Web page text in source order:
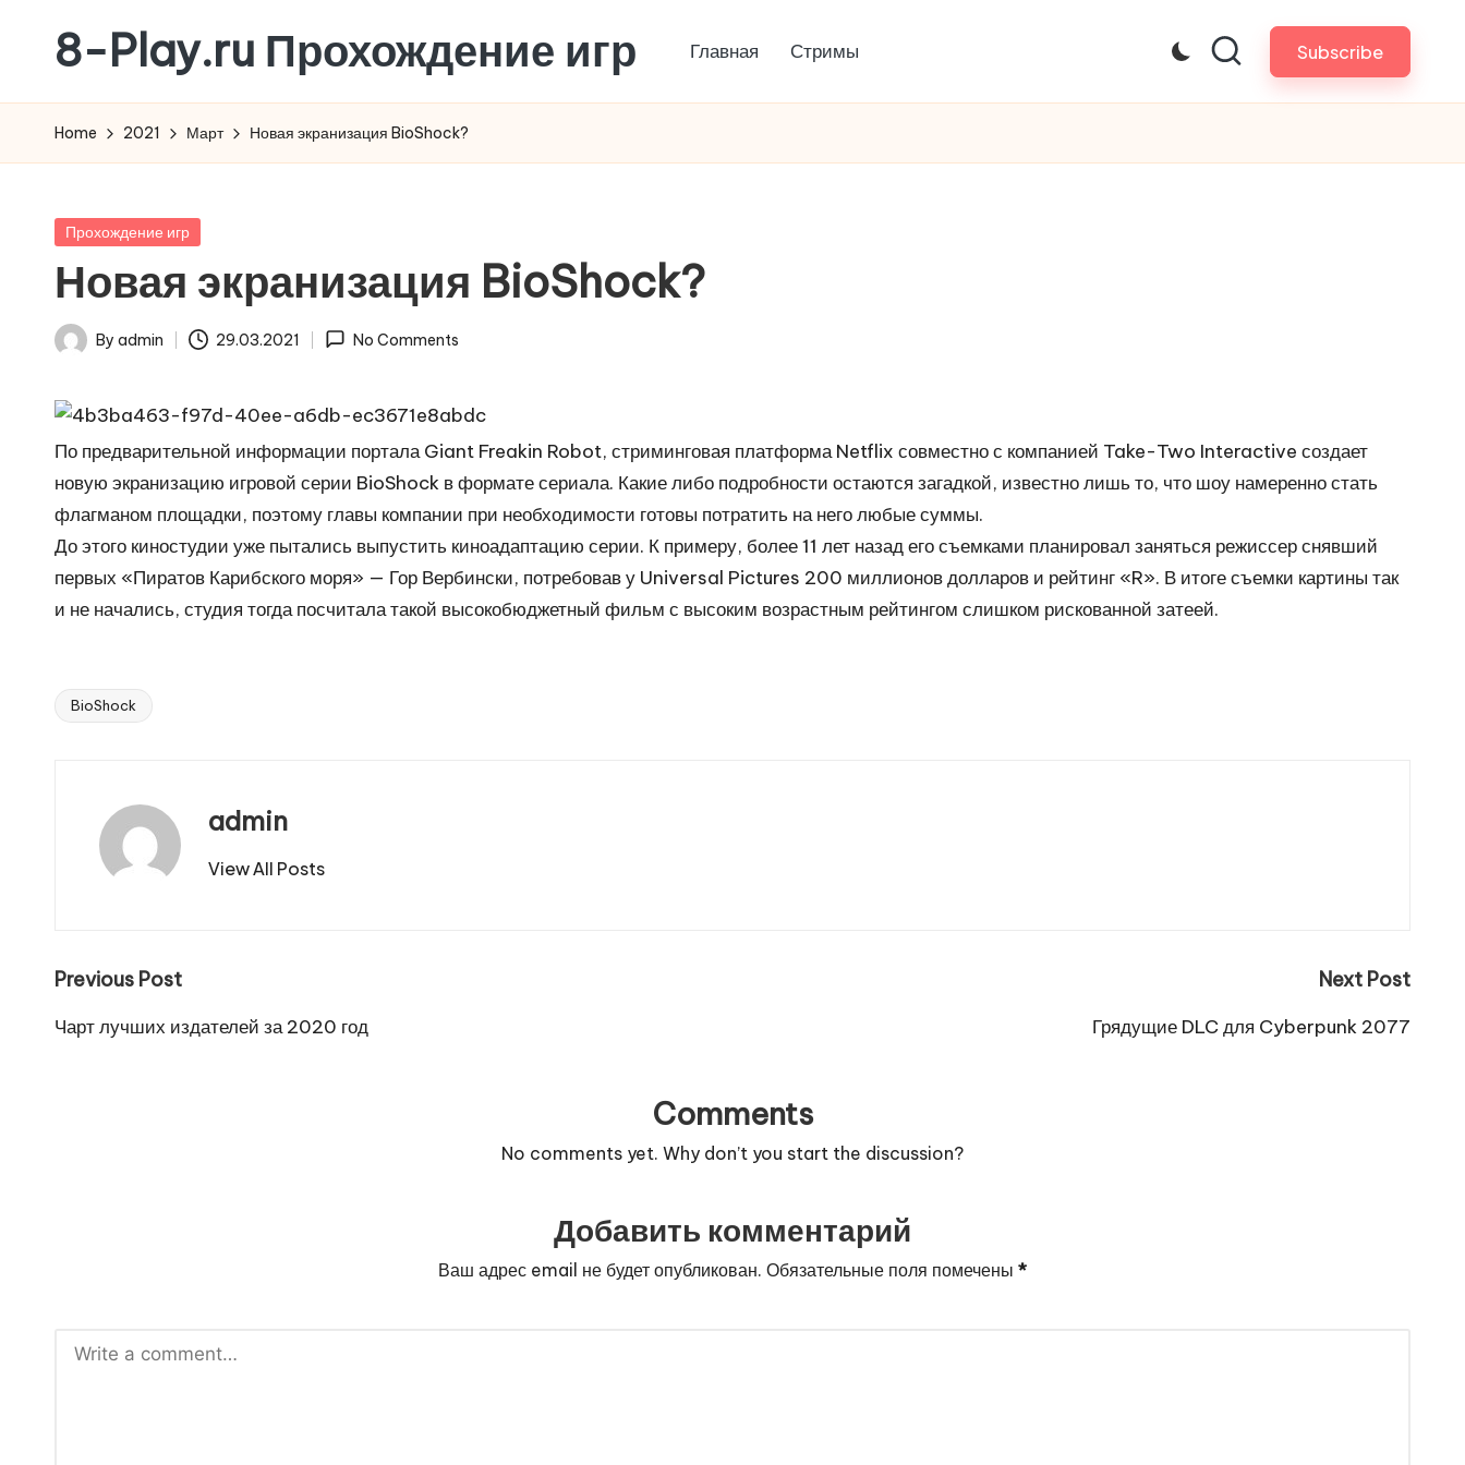
content
8-Play.ru Прохождение игр Главная Стримы Subscribe
Home 2021 Март Новая экранизация BioShock?
Posted
Прохождение игр
Новая экранизация BioShock?
Posted
By admin 29.03.2021 No Comments
По предварительной информации портала Giant Freakin Robot, стриминговая платформа Netflix совместно с компанией Take-Two Interactive создает
новую экранизацию игровой серии BioShock в формате сериала. Какие либо подробности остаются загадкой, известно лишь то, что шоу намеренно стать
флагманом площадки, поэтому главы компании при необходимости готовы потратить на него любые суммы.
До этого киностудии уже пытались выпустить киноадаптацию серии. К примеру, более 11 лет назад его съемками планировал заняться режиссер снявший
первых «Пиратов Карибского моря» — Гор Вербински, потребовав у Universal Pictures 200 миллионов долларов и рейтинг «R». В итоге съемки картины так
и не начались, студия тогда посчитала такой высокобюджетный фильм с высоким возрастным рейтингом слишком рискованной затеей.
Tags:
BioShock
admin
View All Posts
Post
navigation
Previous Post
Чарт лучших издателей за 2020 год
Next Post
Грядущие DLC для Cyberpunk 2077
Comments
No comments yet. Why don’t you start the discussion?
Добавить комментарий
Ваш адрес email не будет опубликован. Обязательные поля помечены *